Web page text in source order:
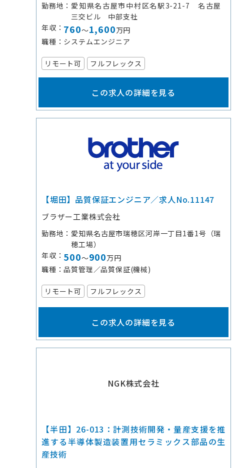
勤務地
愛知県名古屋市中村区名駅3-21-7 名古屋
三交ビル 中部支社
年収
760～1,600万円
職種
システムエンジニア
リモート可 フルフレックス
この求人の詳細を見る
【堀田】品質保証エンジニア／求人No.11147
ブラザー工業株式会社
勤務地
愛知県名古屋市瑞穂区河岸一丁目1番1号（瑞
穂工場）
年収
500～900万円
職種
品質管理／品質保証(機械)
リモート可 フルフレックス
この求人の詳細を見る
NGK株式会社
【半田】26-013：計測技術開発・量産支援を推
進する半導体製造装置用セラミックス部品の生
産技術